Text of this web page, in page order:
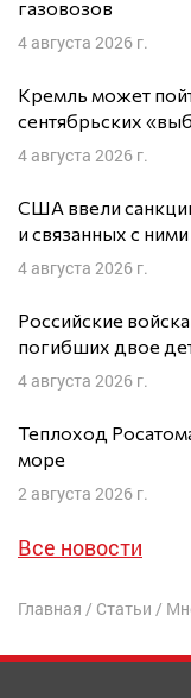
газовозов
4 августа 2026 г.
Кремль может
сентябрьских
4 августа 2026 г.
США ввели
и связанных с
4 августа 2026 г.
Российские
погибших двое
4 августа 2026 г.
Теплоход
море
2 августа 2026 г.
Все новости
Главная / Статьи /